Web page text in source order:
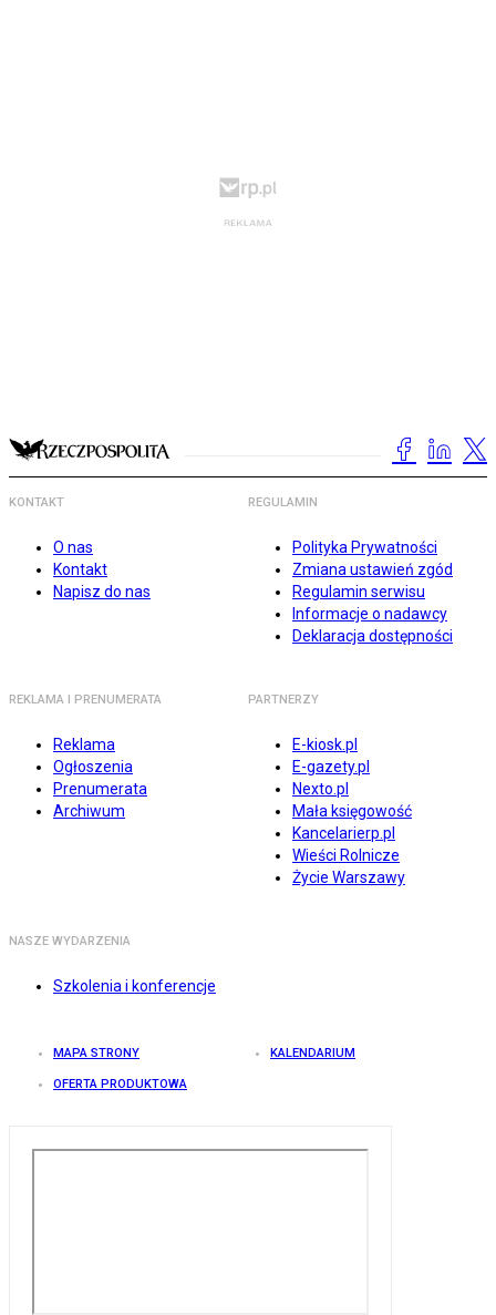
KONTAKT
O nas
Kontakt
Napisz do nas
REGULAMIN
Polityka Prywatności
Zmiana ustawień zgód
Regulamin serwisu
Informacje o nadawcy
Deklaracja dostępności
REKLAMA I PRENUMERATA
Reklama
Ogłoszenia
Prenumerata
Archiwum
PARTNERZY
E-kiosk.pl
E-gazety.pl
Nexto.pl
Mała księgowość
Kancelarierp.pl
Wieści Rolnicze
Życie Warszawy
NASZE WYDARZENIA
Szkolenia i konferencje
MAPA STRONY KALENDARIUM
OFERTA PRODUKTOWA